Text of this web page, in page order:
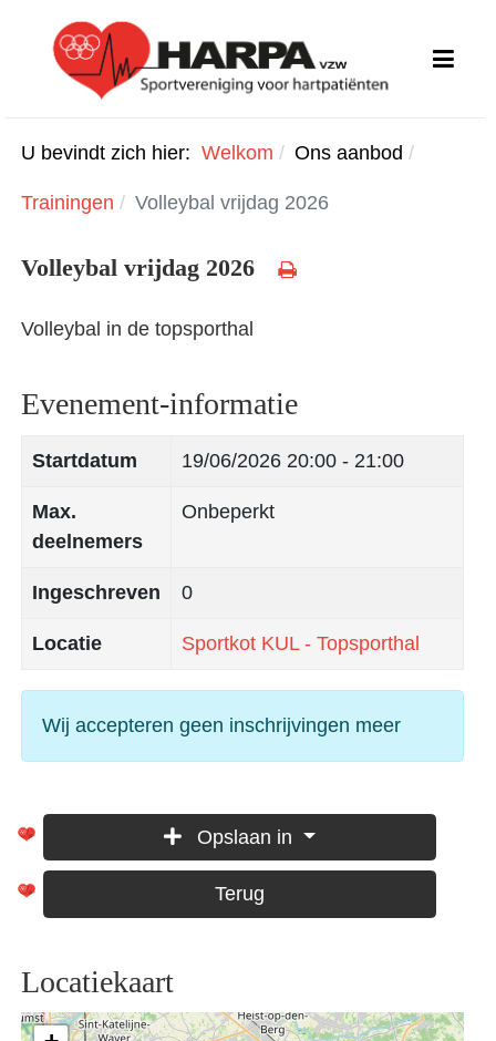
U bevindt zich hier: Welkom Ons aanbod
Trainingen Volleybal vrijdag 2026
Volleybal vrijdag 2026
Volleybal in de topsporthal
Evenement-informatie
Startdatum 19/06/2026 20:00 - 21:00
Max.
deelnemers
Onbeperkt
Ingeschreven 0
Locatie Sportkot KUL - Topsporthal
Wij accepteren geen inschrijvingen meer
Opslaan in
Terug
Locatiekaart